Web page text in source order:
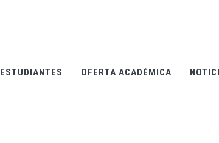
ESTUDIANTES OFERTA ACADÉMICA